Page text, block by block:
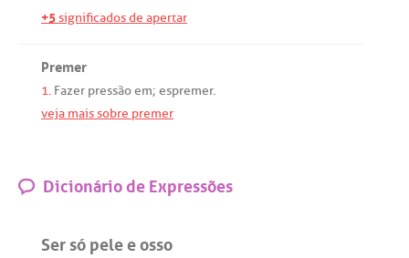
+5significados de apertar
Premer
1. Fazer pressãoem; espremer.
veja mais sobre premer
Dicionário de Expressões
Ser só pele e osso